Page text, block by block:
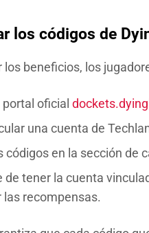
los códigos de
los beneficios, los
oficial
una cuenta de
códigos en la sección de
de tener la cuenta
las recompensas.